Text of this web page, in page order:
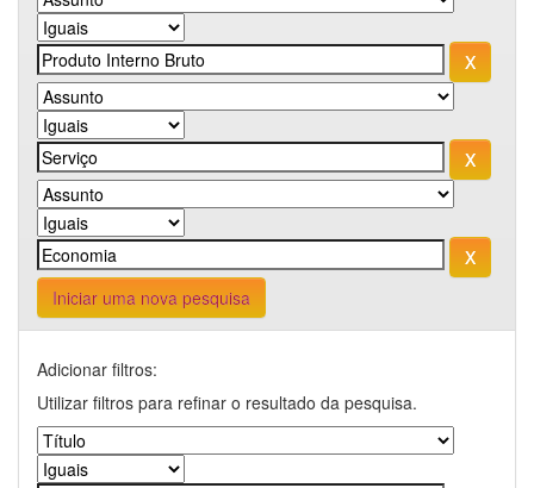
Iniciar uma nova pesquisa
Adicionar filtros:
Utilizar filtros para refinar o resultado da pesquisa.